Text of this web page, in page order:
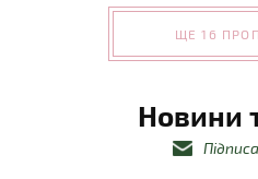
ЩЕ 16
Новини